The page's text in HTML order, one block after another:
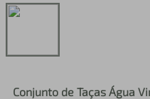
Conjunto de Taças Água
3º
iphone